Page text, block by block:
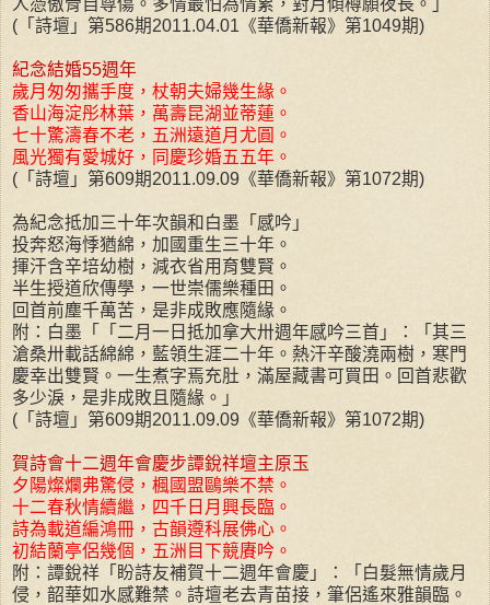
(「詩壇」第586期2011.04.01《華僑新報》第1049期)
紀念結婚55週年
歲月匆匆攜手度，杖朝夫婦幾生緣。
香山海淀彤林葉，萬壽昆湖並蒂蓮。
七十驚濤春不老，五洲遠道月尤圓。
風光獨有愛城好，同慶珍婚五五年。
(「詩壇」第609期2011.09.09《華僑新報》第1072期)
為紀念抵加三十年次韻和白墨「感吟」
投奔怒海悸猶綿，加國重生三十年。
揮汗含辛培幼樹，減衣省用育雙賢。
半生授道欣傳學，一世崇儒樂種田。
回首前塵千萬苦，是非成敗應隨緣。
附：白墨「「二月一日抵加拿大卅週年感吟三首」：「其三
滄桑卅載話綿綿，藍領生涯二十年。熱汗辛酸澆兩樹，寒門
慶幸出雙賢。一生煮字焉充肚，滿屋藏書可買田。回首悲歡
多少淚，是非成敗且隨緣。」
(「詩壇」第609期2011.09.09《華僑新報》第1072期)
賀詩會十二週年會慶步譚銳祥壇主原玉
夕陽燦爛弗驚侵，楓國盟鷗樂不禁。
十二春秋情續繼，四千日月興長臨。
詩為載道編鴻冊，古韻遵科展佛心。
初結蘭亭侶幾個，五洲目下競賡吟。
附：譚銳祥「盼詩友補賀十二週年會慶」：「白髮無情歲月
侵，韶華如水感難禁。詩壇老去青苗接，筆侶遙來雅韻臨。